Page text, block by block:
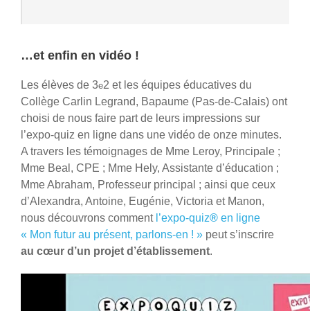
…et enfin en vidéo !
Les élèves de 3e2 et les équipes éducatives du
Collège Carlin Legrand, Bapaume (Pas-de-Calais) ont
choisi de nous faire part de leurs impressions sur
l’expo-quiz en ligne dans une vidéo de onze minutes.
A travers les témoignages de Mme Leroy, Principale ;
Mme Beal, CPE ; Mme Hely, Assistante d’éducation ;
Mme Abraham, Professeur principal ; ainsi que ceux
d’Alexandra, Antoine, Eugénie, Victoria et Manon,
nous découvrons comment l’expo-quiz® en ligne
« Mon futur au présent, parlons-en ! » peut s’inscrire
au cœur d’un projet d’établissement.